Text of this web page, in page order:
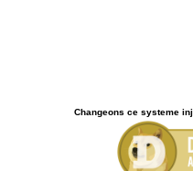
Changeons ce systeme